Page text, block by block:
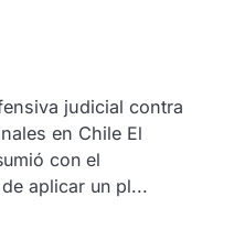
judicial contra
en Chile El
con el
aplicar un pl...